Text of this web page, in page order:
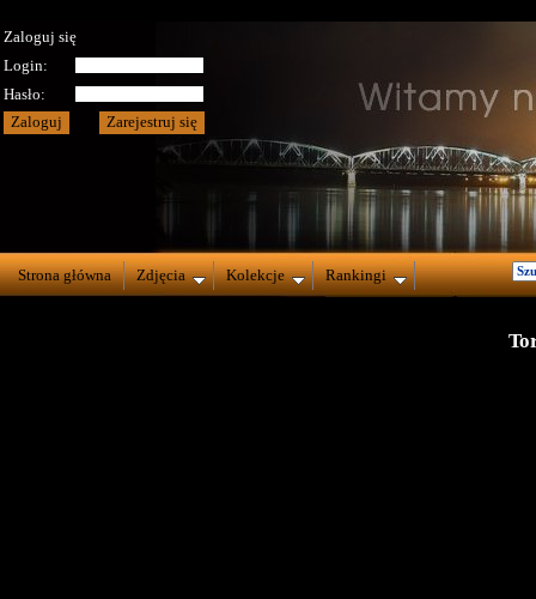
Zaloguj się
Login:
Hasło:
Strona główna Zdjęcia Kolekcje Rankingi